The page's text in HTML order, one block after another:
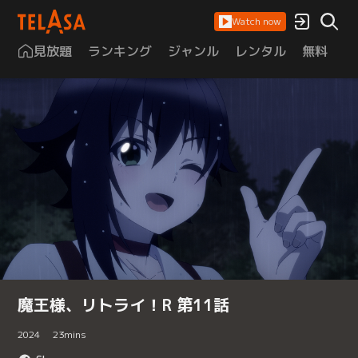
Watch now
見放題 ランキング ジャンル レンタル 無料
魔王様、リトライ！R 第11話
2024 23mins